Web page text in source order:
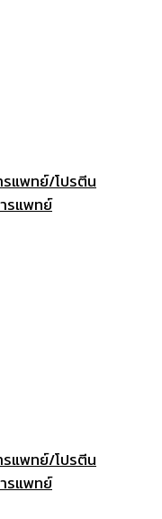
รแพทย์/โปรตีน
รแพทย์
รแพทย์/โปรตีน
รแพทย์